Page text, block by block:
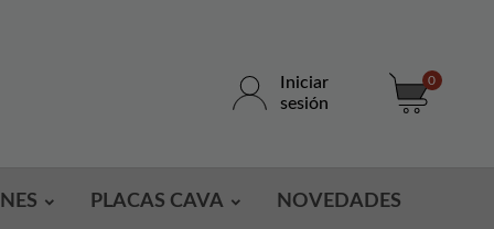
Iniciar
sesión
0
PLACAS CAVA NOVEDADES